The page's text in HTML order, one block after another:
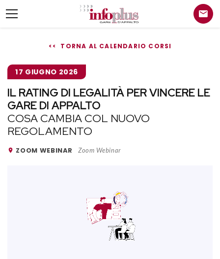
<< TORNA AL CALENDARIO CORSI
17 GIUGNO 2026
IL RATING DI LEGALITÀ PER VINCERE LE
GARE DI APPALTO
COSA CAMBIA COL NUOVO
REGOLAMENTO
ZOOM WEBINAR Zoom Webinar